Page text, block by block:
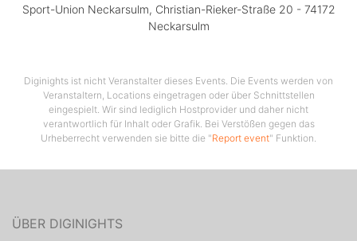
Sport-Union Neckarsulm, Christian-Rieker-Straße 20 - 74172
Neckarsulm
Diginights ist nicht Veranstalter dieses Events. Die Events werden von
Veranstaltern, Locations eingetragen oder über Schnittstellen
eingespielt. Wir sind lediglich Hostprovider und daher nicht
verantwortlich für Inhalt oder Grafik. Bei Verstößen gegen das
Urheberrecht verwenden sie bitte die "Report event" Funktion.
ÜBER DIGINIGHTS